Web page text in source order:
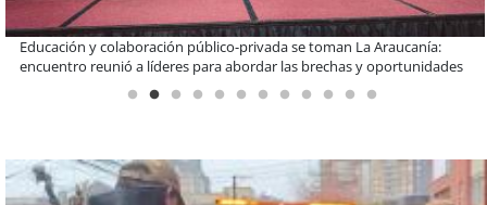
Claves para comprar electrodomésticos durante el Black Sale